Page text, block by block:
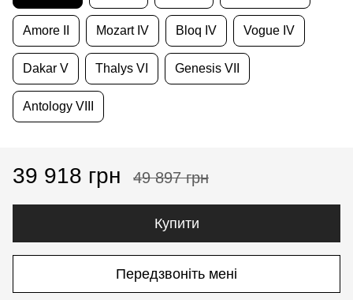
Amore II Mozart IV Bloq IV Vogue IV
Dakar V Thalys VI Genesis VII
Antology VIII
39 918 грн 49 897 грн
Купити
Передзвоніть мені